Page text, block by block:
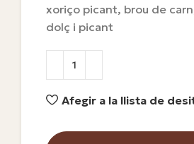
xoriço picant, brou de
dolç i picant
Afegir a la llista de